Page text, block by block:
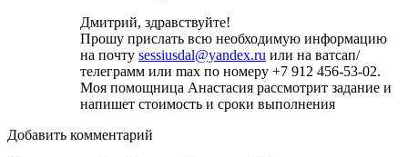
Дмитрий, здравствуйте!
Прошу прислать всю необходимую информацию
на почту sessiusdal@yandex.ru или на ватсап/
телеграмм или max по номеру +7 912 456-53-02.
Моя помощница Анастасия рассмотрит задание и
напишет стоимость и сроки выполнения
Добавить комментарий